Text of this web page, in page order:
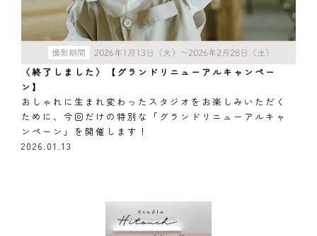
〈終了しました〉【グランドリニューアルキャンペー
ン】
おしゃれに生まれ変わったスタジオをお楽しみいただく
ために、今回だけの特別な「グランドリニューアルキャ
ンペーン」を開催します！
2026.01.13